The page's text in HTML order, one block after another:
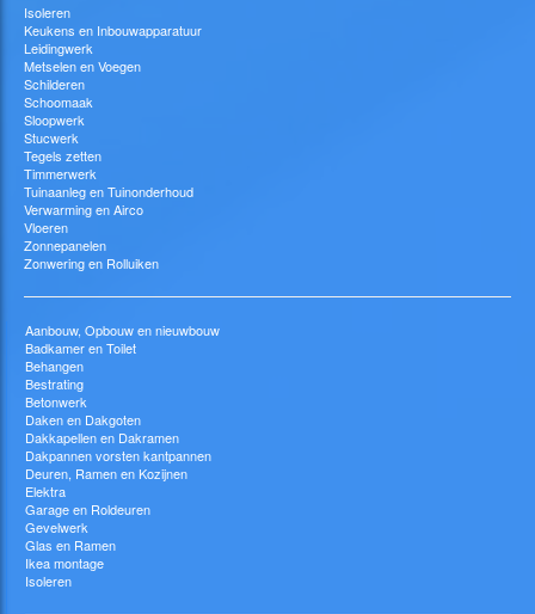
Isoleren
Keukens en Inbouwapparatuur
Leidingwerk
Metselen en Voegen
Schilderen
Schoomaak
Sloopwerk
Stucwerk
Tegels zetten
Timmerwerk
Tuinaanleg en Tuinonderhoud
Verwarming en Airco
Vloeren
Zonnepanelen
Zonwering en Rolluiken
Aanbouw, Opbouw en nieuwbouw
Badkamer en Toilet
Behangen
Bestrating
Betonwerk
Daken en Dakgoten
Dakkapellen en Dakramen
Dakpannen vorsten kantpannen
Deuren, Ramen en Kozijnen
Elektra
Garage en Roldeuren
Gevelwerk
Glas en Ramen
Ikea montage
Isoleren